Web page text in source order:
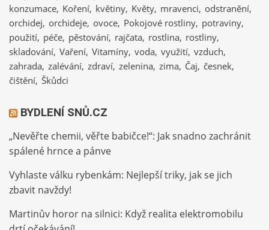
konzumace Koření květiny Květy mravenci odstranění
orchidej orchideje ovoce Pokojové rostliny potraviny
použití péče pěstování rajčata rostlina rostliny
skladování Vaření Vitamíny voda využití vzduch
zahrada zalévání zdraví zelenina zima Čaj česnek
čištění Škůdci
BYDLENÍ SNŮ.CZ
„Nevěřte chemii, věřte babičce!“: Jak snadno zachránit
spálené hrnce a pánve
Vyhlaste válku rybenkám: Nejlepší triky, jak se jich
zbavit navždy!
Martinův horor na silnici: Když realita elektromobilu